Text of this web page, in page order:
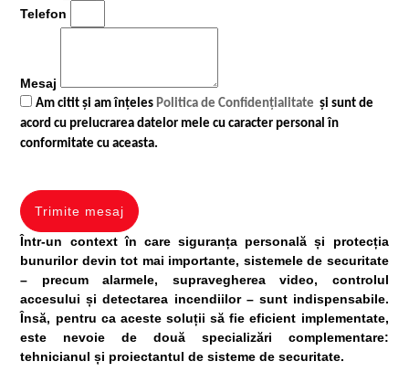
Telefon
Mesaj
Am citit și am înțeles Politica de Confidențialitate și sunt de
acord cu prelucrarea datelor mele cu caracter personal în
conformitate cu aceasta.
Trimite mesaj
Într-un context în care siguranța personală și protecția
bunurilor devin tot mai importante, sistemele de securitate
– precum alarmele, supravegherea video, controlul
accesului și detectarea incendiilor – sunt indispensabile.
Însă, pentru ca aceste soluții să fie eficient implementate,
este nevoie de două specializări complementare:
tehnicianul și proiectantul de sisteme de securitate.